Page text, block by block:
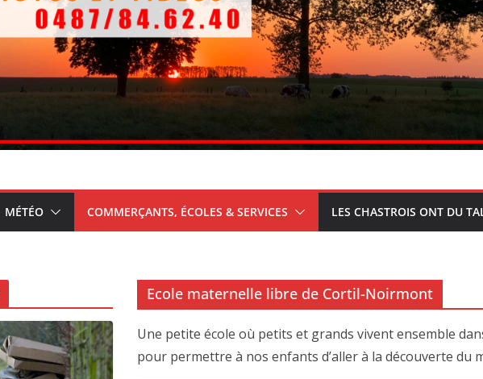
MÉTÉO COMMERÇANTS, ÉCOLES & SERVICES LES CHASTROIS ONT DU
Ecole maternelle libre de Cortil-Noirmont
Une petite école où petits et grands vivent ensemble
pour permettre à nos enfants d’aller à la découverte du